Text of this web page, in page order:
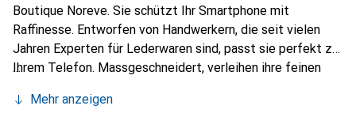
Boutique Noreve. Sie schützt Ihr Smartphone mit
Raffinesse. Entworfen von Handwerkern, die seit vielen
Jahren Experten für Lederwaren sind, passt sie perfekt zu
Ihrem Telefon. Massgeschneidert, verleihen ihre feinen
und unverzichtbaren Accessoire für Ihr Smartphone.
Mehr anzeigen